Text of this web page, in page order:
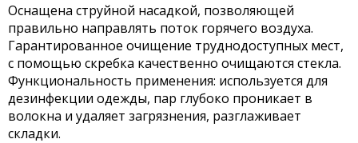
Оснащена струйной насадкой, позволяющей
правильно направлять поток горячего воздуха.
Гарантированное очищение труднодоступных мест,
с помощью скребка качественно очищаются стекла.
Функциональность применения: используется для
дезинфекции одежды, пар глубоко проникает в
волокна и удаляет загрязнения, разглаживает
складки.